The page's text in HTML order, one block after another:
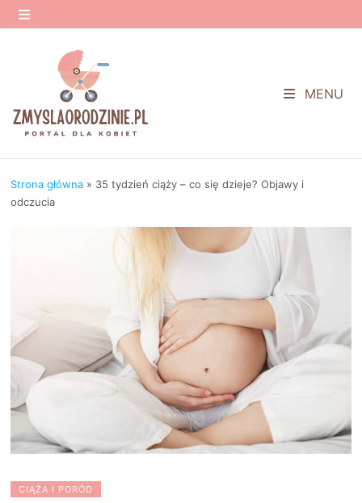
Przejdź
do
MENU
MENU
Strona główna » 35 tydzień ciąży – co się dzieje? Objawy i
odczucia
CIĄŻA I PORÓD